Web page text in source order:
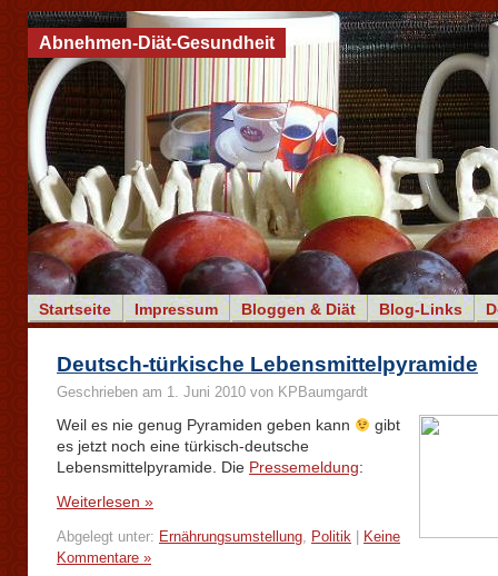
Startseite Impressum Bloggen & Diät Blog-Links
Abnehmen-Diät-Gesundheit
Deutsch-türkische Lebensmittelpyramide
Geschrieben am 1. Juni 2010 von KPBaumgardt
Weil es nie genug Pyramiden geben kann
gibt
es jetzt noch eine türkisch-deutsche
Lebensmittelpyramide. Die Pressemeldung:
Weiterlesen »
Abgelegt unter: Ernährungsumstellung, Politik
Keine
Kommentare »